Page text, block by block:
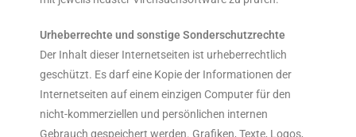
Urheberrechte und sonstige Sonderschutzrechte
Der Inhalt dieser Internetseiten ist urheberrechtlich
geschützt. Es darf eine Kopie der Informationen der
Internetseiten auf einem einzigen Computer für den
nicht-kommerziellen und persönlichen internen
Gebrauch gespeichert werden. Grafiken, Texte, Logos,